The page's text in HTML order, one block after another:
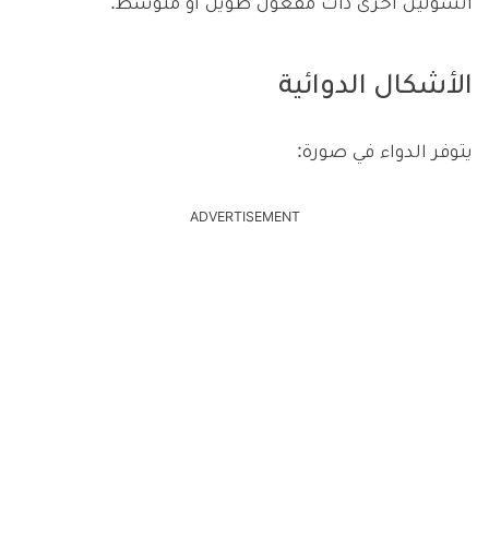
أنسولين أخرى ذات مفعول طويل أو متوسط.
الأشكال الدوائية
يتوفر الدواء في صورة:
ADVERTISEMENT